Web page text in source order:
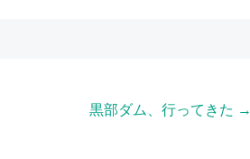
黒部ダム、行ってきた →